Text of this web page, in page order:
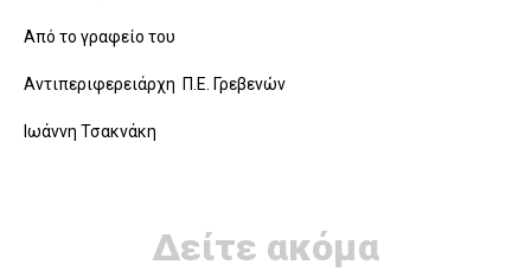
Από το γραφείο του
Αντιπεριφερειάρχη Π.Ε. Γρεβενών
Ιωάννη Τσακνάκη
Δείτε ακόμα